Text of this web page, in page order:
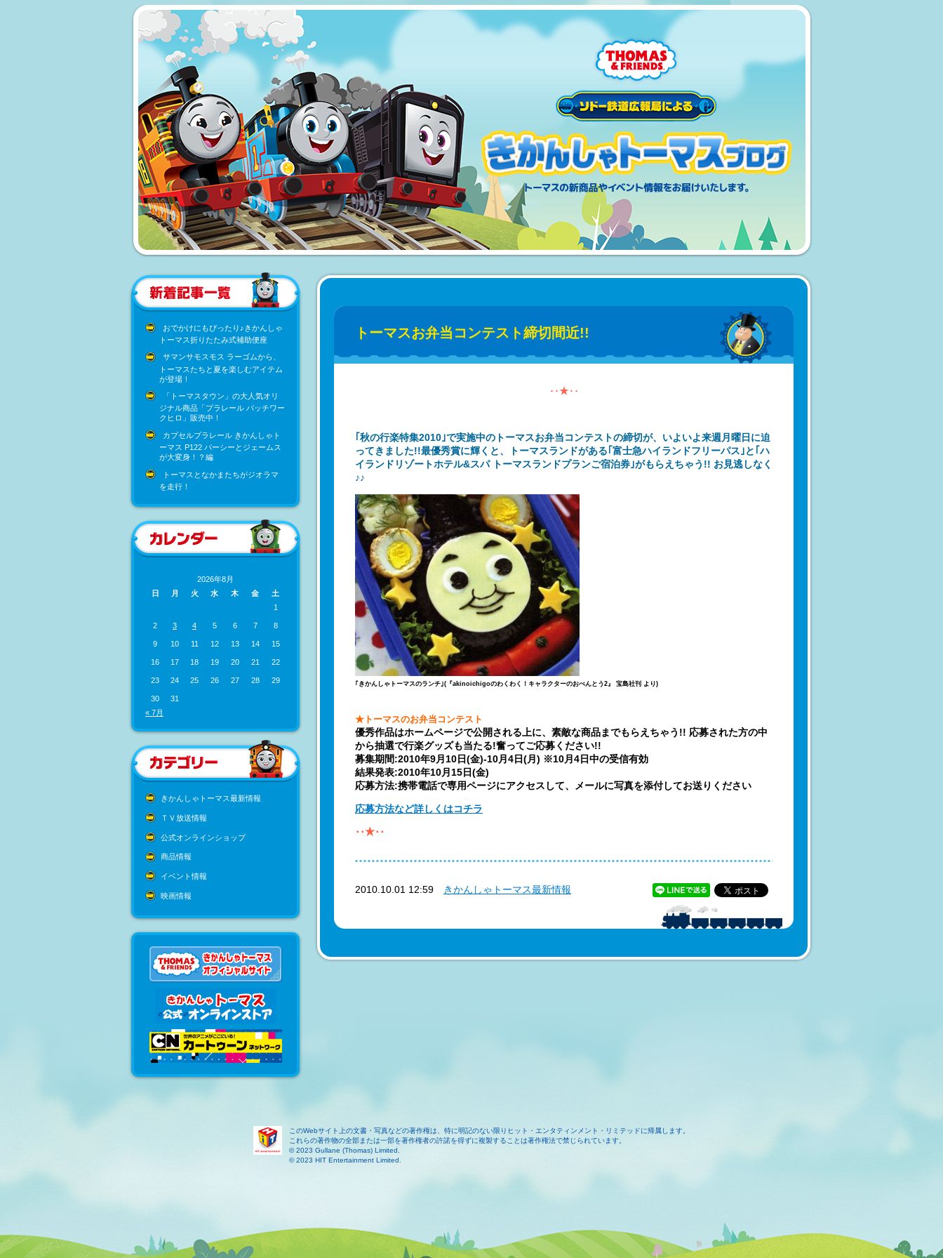
おでかけにもぴったり♪きかんしゃ
トーマス折りたたみ式補助便座
サマンサモスモス ラーゴムから、
トーマスたちと夏を楽しむアイテム
が登場！
「トーマスタウン」の大人気オリ
ジナル商品「プラレール パッチワー
クヒロ」販売中！
カプセルプラレール きかんしゃト
ーマス P122 パーシーとジェームス
が大変身！？編
トーマスとなかまたちがジオラマ
を走行！
2026年8月
日
月 火 水 木 金
土
1
2 3 4 5 6 7 8
9 10 11 12 13 14 15
16 17 18 19 20 21 22
23 24 25 26 27 28 29
30
31
« 7月
きかんしゃトーマス最新情報
ＴＶ放送情報
公式オンラインショップ
商品情報
イベント情報
映画情報
トーマスお弁当コンテスト締切間近!!
･･★･･
｢秋の行楽特集2010｣で実施中のトーマスお弁当コンテストの締切が、いよいよ来週月曜日に迫
ってきました!!最優秀賞に輝くと、トーマスランドがある｢富士急ハイランドフリーパス｣と｢ハ
イランドリゾートホテル&スパ トーマスランドプランご宿泊券｣がもらえちゃう!! お見逃しなく
♪♪
｢きかんしゃトーマスのランチ｣(『akinoichigoのわくわく！キャラクターのおべんとう2』 宝島社刊 より)
★トーマスのお弁当コンテスト
優秀作品はホームページで公開される上に、素敵な商品までもらえちゃう!! 応募された方の中
から抽選で行楽グッズも当たる!奮ってご応募ください!!
募集期間:2010年9月10日(金)-10月4日(月) ※10月4日中の受信有効
結果発表:2010年10月15日(金)
応募方法:携帯電話で専用ページにアクセスして、メールに写真を添付してお送りください
応募方法など詳しくはコチラ
･･★･･
2010.10.01 12:59 きかんしゃトーマス最新情報
このWebサイト上の文書・写真などの著作権は、特に明記のない限りヒット・エンタティンメント・リミテッドに帰属します。
これらの著作物の全部または一部を著作権者の許諾を得ずに複製することは著作権法で禁じられています。
© 2023 Gullane (Thomas) Limited.
© 2023 HIT Entertainment Limited.